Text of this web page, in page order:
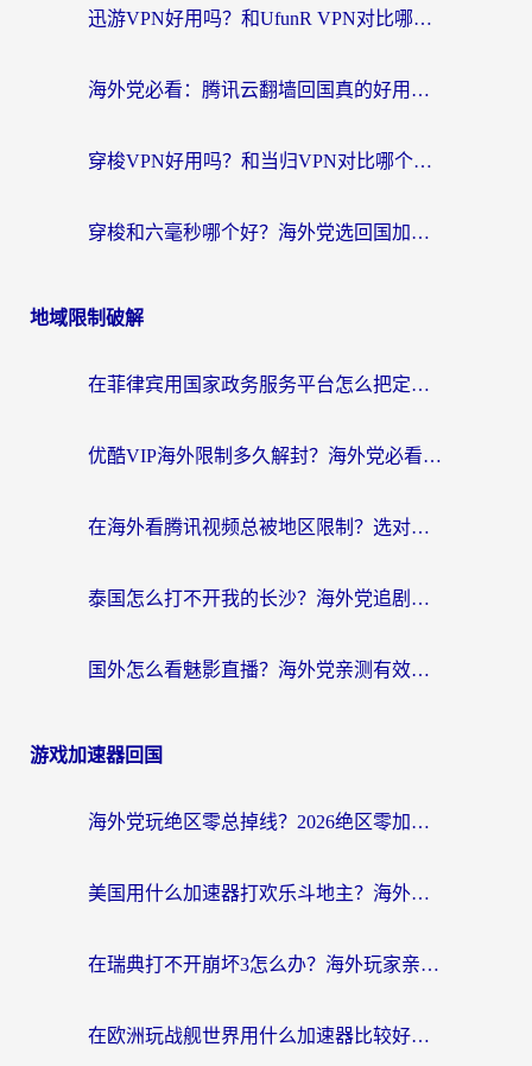
迅游VPN好用吗？和UfunR VPN对比哪个回国效果更好？海外党亲测避坑指南
海外党必看：腾讯云翻墙回国真的好用吗？+ 3步选对回国加速器指南
穿梭VPN好用吗？和当归VPN对比哪个回国效果更好？海外党亲测实用指南
穿梭和六毫秒哪个好？海外党选回国加速器的避坑指南，附番茄加速器实测
地域限制破解
在菲律宾用国家政务服务平台怎么把定位修改到中国国内？3步解决+海外看剧听歌全攻略
优酷VIP海外限制多久解封？海外党必看的跨区难题一站式解决指南
在海外看腾讯视频总被地区限制？选对回国加速器，还能解决泰国政务网和蜻蜓FM卡顿问题
泰国怎么打不开我的长沙？海外党追剧看片的破局指南
国外怎么看魅影直播？海外党亲测有效的回国加速指南（附听歌、看央视VIP技巧）
游戏加速器回国
海外党玩绝区零总掉线？2026绝区零加速器推荐+跨平台国服游戏加速攻略
美国用什么加速器打欢乐斗地主？海外党亲测有效的国服游戏加速指南
在瑞典打不开崩坏3怎么办？海外玩家亲测有效的国服游戏加速指南
在欧洲玩战舰世界用什么加速器比较好用？老玩家亲测有效的低延迟方案